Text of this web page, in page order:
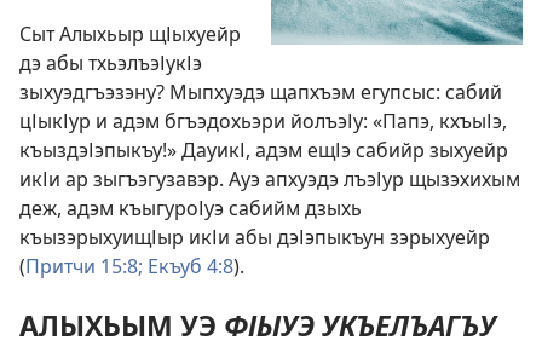
Сыт Алыхьыр щІыхуейр
дэ абы тхьэлъэІукІэ
зыхуэдгъэзэну? Мыпхуэдэ щапхъэм егупсыс: сабий
цІыкІур и адэм бгъэдохьэри йолъэІу: «Папэ, кхъыІэ,
къыздэІэпыкъу!» ДауикІ, адэм ещІэ сабийр зыхуейр
икІи ар зыгъэгузавэр. Ауэ апхуэдэ лъэІур щызэхихым
деж, адэм къыгуроІуэ сабийм дзыхь
къызэрыхуищІыр икІи абы дэІэпыкъун зэрыхуейр
(Притчи 15:8; Екъуб 4:8).
АЛЫХЬЫМ УЭ ФІЫУЭ УКЪЕЛЪАГЪУ